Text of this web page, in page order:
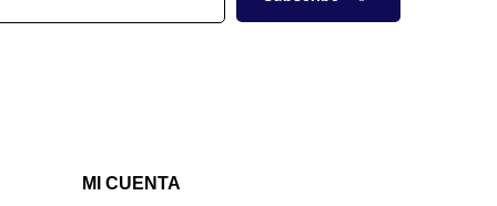
MI CUENTA